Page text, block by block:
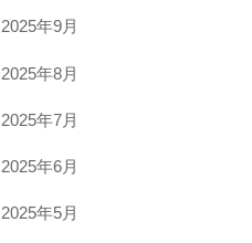
2025年9月
2025年8月
2025年7月
2025年6月
2025年5月